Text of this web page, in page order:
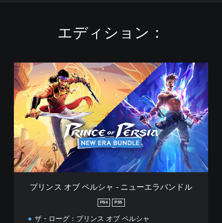
エディション：
プ
リ
ン
ス
オ
ブ
ペ
ル
シ
ャ
-
ニ
プリンス オブ ペルシャ - ニューエラバンドル
PS4 PS5
ザ・ローグ：プリンス オブ ペルシャ